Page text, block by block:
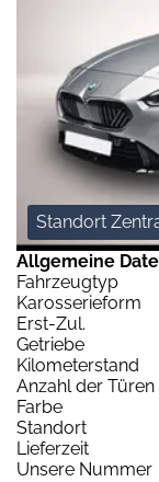
Standort
Allgemeine
Fahrzeugtyp
Karosserieform
Erst-Zul.
Getriebe
Kilometerstand
Anzahl der Türen
Farbe
Standort
Lieferzeit
Unsere Nummer